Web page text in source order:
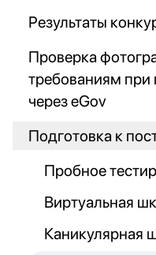
Результаты
Проверка
требованиям при
через eGov
Подготовка к
Пробное
Виртуальная
Каникулярная